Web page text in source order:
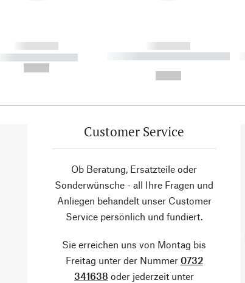
------------
----------- -----------
------------
----------- ----------- ----------
Customer Service
Ob Beratung, Ersatzteile oder
Sonderwünsche - all Ihre Fragen und
Anliegen behandelt unser Customer
Service persönlich und fundiert.
Sie erreichen uns von Montag bis
Freitag unter der Nummer 0732
341638 oder jederzeit unter